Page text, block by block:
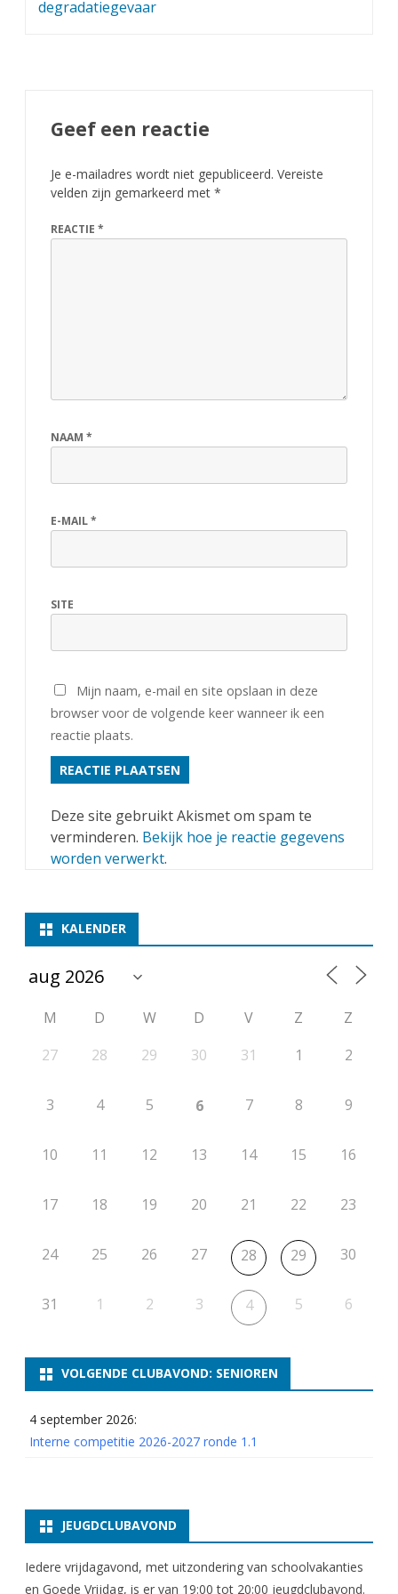
degradatiegevaar
Geef een reactie
Je e-mailadres wordt niet gepubliceerd. Vereiste
velden zijn gemarkeerd met *
REACTIE *
NAAM *
E-MAIL*
SITE
Mijn naam, e-mail en site opslaan in deze
browser voor de volgende keer wanneer ik een
reactie plaats.
Deze site gebruikt Akismet om spam te
verminderen. Bekijk hoe je reactie gegevens
worden verwerkt.
KALENDER
M D W D V Z
Z
27
28 29 30 31 1 2
3 4 5 6 7 8 9
10 11 12 13 14 15 16
17 18 19 20 21 22 23
24 25 26 27 28 29 30
31 1 2 3 4 5 6
VOLGENDE CLUBAVOND: SENIOREN
4 september 2026:
Interne competitie 2026-2027 ronde 1.1
JEUGDCLUBAVOND
Iedere vrijdagavond, met uitzondering van schoolvakanties
en Goede Vrijdag, is er van 19:00 tot 20:00 jeugdclubavond.